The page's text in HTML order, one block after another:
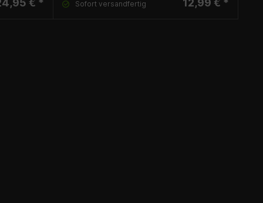
Sofort versandfertig